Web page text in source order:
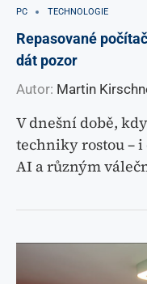
PC TECHNOLOGIE
Repasované
dát pozor
Autor: Martin
V dnešní době,
techniky rostou –
AI a různým